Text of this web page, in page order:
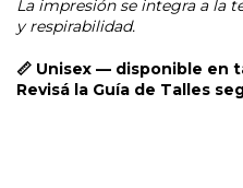
La impresión se integra a la
y respirabilidad.
📏 Unisex — disponible en
Revisá la Guía de Talles